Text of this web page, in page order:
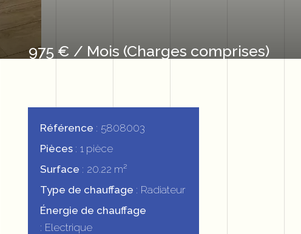
975 € / Mois (Charges comprises)
Référence
5808003
Pièces 1 pièce
Surface
20.22 m²
Type de chauffage
Radiateur
Énergie de chauffage
Electrique